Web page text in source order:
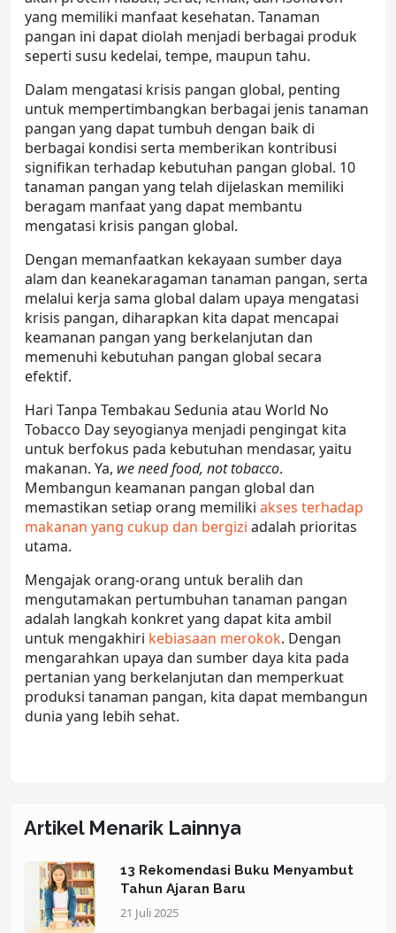
yang memiliki manfaat kesehatan. Tanaman
pangan ini dapat diolah menjadi berbagai produk
seperti susu kedelai, tempe, maupun tahu.
Dalam mengatasi krisis pangan global, penting
untuk mempertimbangkan berbagai jenis tanaman
pangan yang dapat tumbuh dengan baik di
berbagai kondisi serta memberikan kontribusi
signifikan terhadap kebutuhan pangan global. 10
tanaman pangan yang telah dijelaskan memiliki
beragam manfaat yang dapat membantu
mengatasi krisis pangan global.
Dengan memanfaatkan kekayaan sumber daya
alam dan keanekaragaman tanaman pangan, serta
melalui kerja sama global dalam upaya mengatasi
krisis pangan, diharapkan kita dapat mencapai
keamanan pangan yang berkelanjutan dan
memenuhi kebutuhan pangan global secara
efektif.
Hari Tanpa Tembakau Sedunia atau World No
Tobacco Day seyogianya menjadi pengingat kita
untuk berfokus pada kebutuhan mendasar, yaitu
makanan. Ya, we need food, not tobacco.
Membangun keamanan pangan global dan
memastikan setiap orang memiliki akses terhadap
makanan yang cukup dan bergizi adalah prioritas
utama.
Mengajak orang-orang untuk beralih dan
mengutamakan pertumbuhan tanaman pangan
adalah langkah konkret yang dapat kita ambil
untuk mengakhiri kebiasaan merokok. Dengan
mengarahkan upaya dan sumber daya kita pada
pertanian yang berkelanjutan dan memperkuat
produksi tanaman pangan, kita dapat membangun
dunia yang lebih sehat.
Artikel Menarik Lainnya
13 Rekomendasi Buku Menyambut
Tahun Ajaran Baru
21 Juli 2025